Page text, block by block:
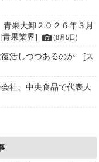
果大卸２０２６年３月
果業界]
(8月5日)
復活しつつあるのか [ス
社、中央食品で代表人